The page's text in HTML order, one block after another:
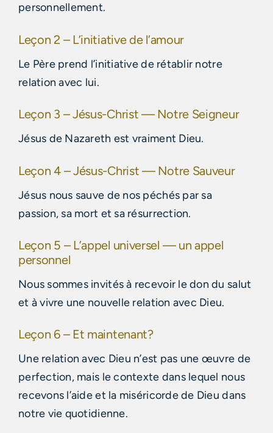
personnellement.
Leçon 2 – L’initiative de l’amour
Le Père prend l’initiative de rétablir notre
relation avec lui.
Leçon 3 – Jésus-Christ — Notre Seigneur
Jésus de Nazareth est vraiment Dieu.
Leçon 4 – Jésus-Christ — Notre Sauveur
Jésus nous sauve de nos péchés par sa
passion, sa mort et sa résurrection.
Leçon 5 – L’appel universel — un appel
personnel
Nous sommes invités à recevoir le don du salut
et à vivre une nouvelle relation avec Dieu.
Leçon 6 – Et maintenant?
Une relation avec Dieu n’est pas une œuvre de
perfection, mais le contexte dans lequel nous
recevons l’aide et la miséricorde de Dieu dans
notre vie quotidienne.